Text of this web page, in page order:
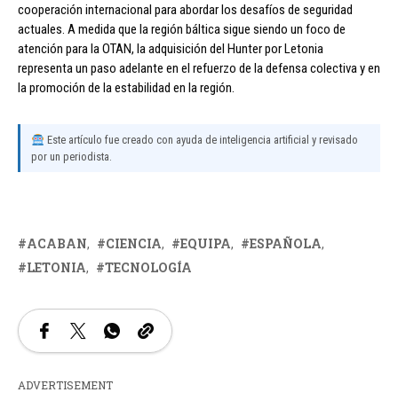
cooperación internacional para abordar los desafíos de seguridad
actuales. A medida que la región báltica sigue siendo un foco de
atención para la OTAN, la adquisición del Hunter por Letonia
representa un paso adelante en el refuerzo de la defensa colectiva y en
la promoción de la estabilidad en la región.
Este artículo fue creado con ayuda de inteligencia artificial y revisado
por un periodista.
ACABAN CIENCIA EQUIPA
ESPAÑOLA
LETONIA
TECNOLOGÍA
ADVERTISEMENT